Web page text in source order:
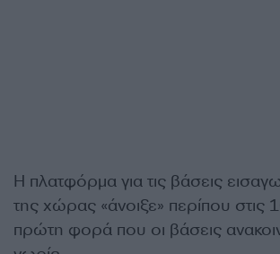
Η πλατφόρμα για τις βάσεις
της χώρας «άνοιξε» περίπου στις
πρώτη φορά που οι βάσεις